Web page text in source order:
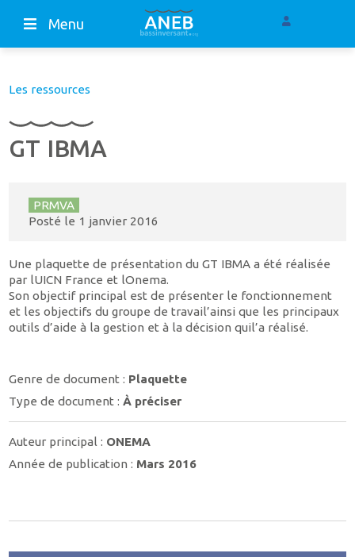
Menu
Les ressources
GT IBMA
PRMVA
Posté le 1 janvier 2016
Une plaquette de présentation du GT IBMA a été réalisée
par lUICN France et lOnema.
Son objectif principal est de présenter le fonctionnement
et les objectifs du groupe de travail’ainsi que les principaux
outils d’aide à la gestion et à la décision quil’a réalisé.
Genre de document : Plaquette
Type de document :À préciser
Auteur principal : ONEMA
Année de publication : Mars 2016